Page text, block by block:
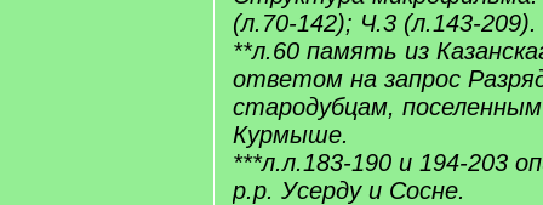
(л.70-142); Ч.3 (л.143-209).
**л.60 память из
ответом на запрос
стародубцам,
Курмыше.
***л.л.183-190 и 194-203
р.р. Усерду и Сосне.